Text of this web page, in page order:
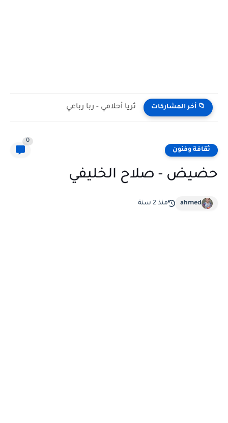
📁 أخر المشاركات ثريا أحلامي - ربا رباعي
ثقافة وفنون
0
حضيض - صلاح الخليفي
ahmed منذ 2 سنة